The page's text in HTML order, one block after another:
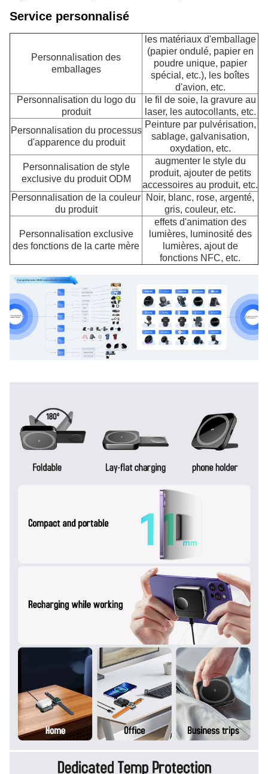
Service personnalisé
Personnalisation des
emballages
les matériaux d'emballage
(papier ondulé, papier en
poudre unique, papier
spécial, etc.), les boîtes
d'avion, etc.
Personnalisation du logo du
produit
le fil de soie, la gravure au
laser, les autocollants, etc.
Personnalisation du processus
d'apparence du produit
Peinture par pulvérisation,
sablage, galvanisation,
oxydation, etc.
Personnalisation de style
exclusive du produit ODM
augmenter le style du
produit, ajouter de petits
accessoires au produit, etc.
Personnalisation de la couleur
du produit
Noir, blanc, rose, argenté,
gris, couleur, etc.
Personnalisation exclusive
des fonctions de la carte mère
effets d'animation des
lumières, luminosité des
lumières, ajout de
fonctions NFC, etc.